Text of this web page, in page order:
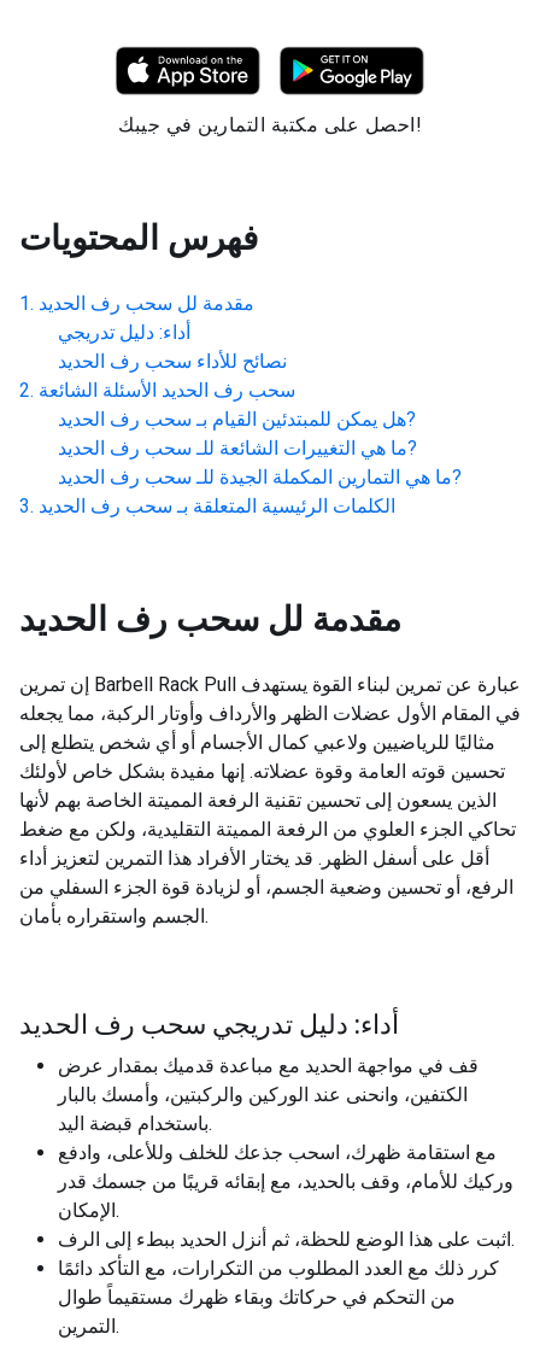
احصل على مكتبة التمارين في جيبك!
فهرس المحتويات
مقدمة لل سحب رف الحديد
أداء: دليل تدريجي
نصائح للأداء سحب رف الحديد
سحب رف الحديد الأسئلة الشائعة
هل يمكن للمبتدئين القيام بـ سحب رف الحديد
?
ما هي التغييرات الشائعة للـ سحب رف الحديد
?
ما هي التمارين المكملة الجيدة للـ سحب رف الحديد
?
الكلمات الرئيسية المتعلقة بـ سحب رف الحديد
مقدمة لل سحب رف الحديد
إن تمرين Barbell Rack Pull عبارة عن تمرين لبناء القوة يستهدف
في المقام الأول عضلات الظهر والأرداف وأوتار الركبة، مما يجعله
مثاليًا للرياضيين ولاعبي كمال الأجسام أو أي شخص يتطلع إلى
تحسين قوته العامة وقوة عضلاته. إنها مفيدة بشكل خاص لأولئك
الذين يسعون إلى تحسين تقنية الرفعة المميتة الخاصة بهم لأنها
تحاكي الجزء العلوي من الرفعة المميتة التقليدية، ولكن مع ضغط
أقل على أسفل الظهر. قد يختار الأفراد هذا التمرين لتعزيز أداء
الرفع، أو تحسين وضعية الجسم، أو لزيادة قوة الجزء السفلي من
الجسم واستقراره بأمان.
أداء: دليل تدريجي سحب رف الحديد
قف في مواجهة الحديد مع مباعدة قدميك بمقدار عرض
الكتفين، وانحنى عند الوركين والركبتين، وأمسك بالبار
باستخدام قبضة اليد.
مع استقامة ظهرك، اسحب جذعك للخلف وللأعلى، وادفع
وركيك للأمام، وقف بالحديد، مع إبقائه قريبًا من جسمك قدر
الإمكان.
اثبت على هذا الوضع للحظة، ثم أنزل الحديد ببطء إلى الرف.
كرر ذلك مع العدد المطلوب من التكرارات، مع التأكد دائمًا
من التحكم في حركاتك وبقاء ظهرك مستقيماً طوال
التمرين.